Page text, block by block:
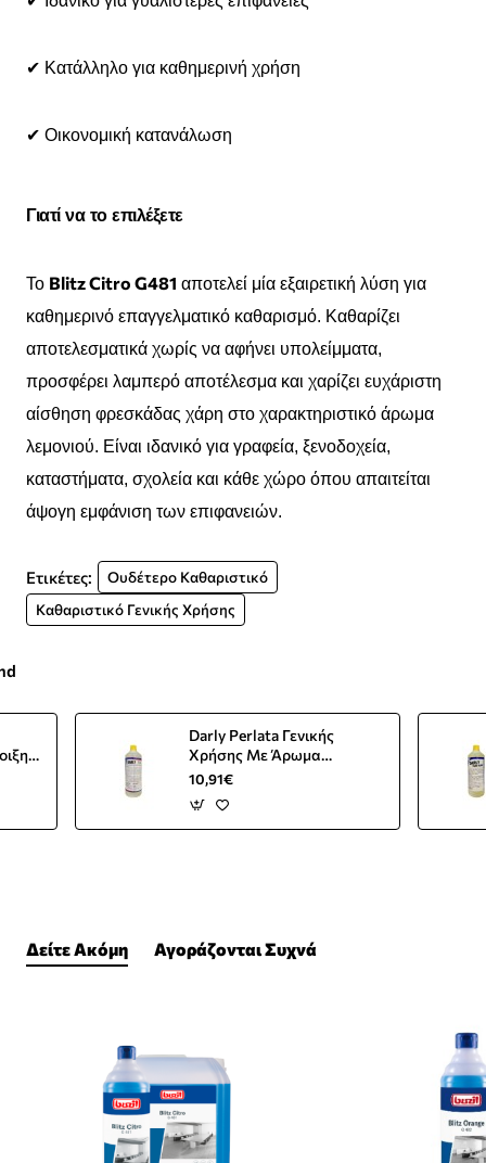
✔ Κατάλληλο για καθημερινή χρήση
✔ Οικονομική κατανάλωση
Γιατί να το επιλέξετε
Το Blitz Citro G481 αποτελεί μία εξαιρετική λύση για
καθημερινό επαγγελματικό καθαρισμό. Καθαρίζει
αποτελεσματικά χωρίς να αφήνει υπολείμματα,
προσφέρει λαμπερό αποτέλεσμα και χαρίζει ευχάριστη
αίσθηση φρεσκάδας χάρη στο χαρακτηριστικό άρωμα
λεμονιού. Είναι ιδανικό για γραφεία, ξενοδοχεία,
καταστήματα, σχολεία και κάθε χώρο όπου απαιτείται
άψογη εμφάνιση των επιφανειών.
Ετικέτες:
Oυδέτερο Καθαριστικό
Καθαριστικό Γενικής Χρήσης
Darly Perlata Γενικής
Χρήσης Με Άρωμα
Μαργαρίτας 1L
10,91€
Δείτε Ακόμη Αγοράζονται Συχνά